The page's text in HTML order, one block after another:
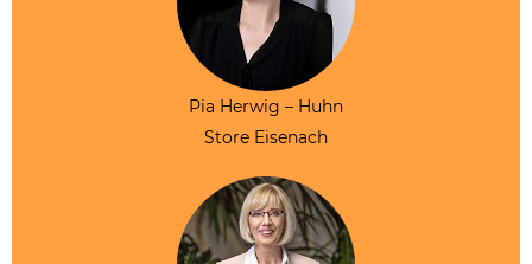
Pia Herwig – Huhn
Store Eisenach